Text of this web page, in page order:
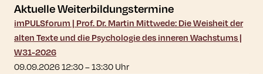
Aktuelle Weiterbildungstermine
imPULSforum | Prof. Dr. Martin Mittwede: Die Weisheit der
alten Texte und die Psychologie des inneren Wachstums |
W31-2026
09.09.2026 12:30–13:30Uhr